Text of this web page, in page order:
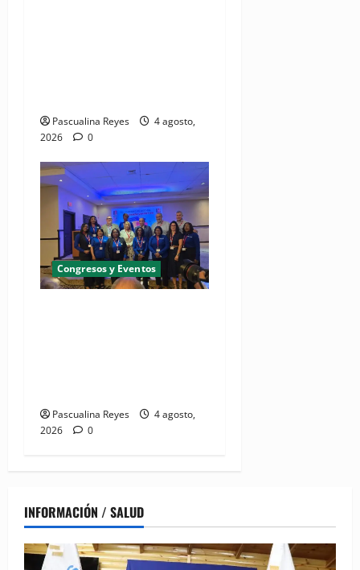
Pascualina Reyes
4 agosto,
2026
0
Congresos y Eventos
Pascualina Reyes
4 agosto,
2026
0
INFORMACIÓN / SALUD